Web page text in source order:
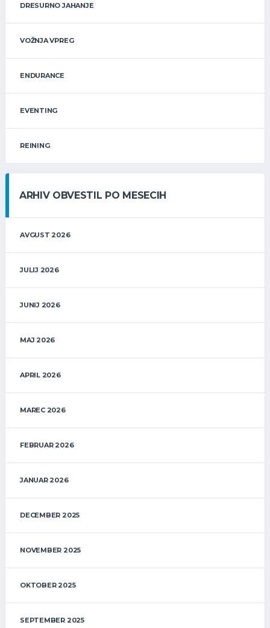
DRESURNO JAHANJE
VOŽNJA VPREG
ENDURANCE
EVENTING
REINING
ARHIV OBVESTIL PO MESECIH
AVGUST 2026
JULIJ 2026
JUNIJ 2026
MAJ 2026
APRIL 2026
MAREC 2026
FEBRUAR 2026
JANUAR 2026
DECEMBER 2025
NOVEMBER 2025
OKTOBER 2025
SEPTEMBER 2025